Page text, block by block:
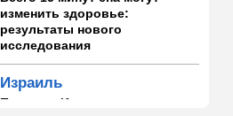
изменить здоровье:
результаты нового
исследования
Израиль
Погода в Израиле на